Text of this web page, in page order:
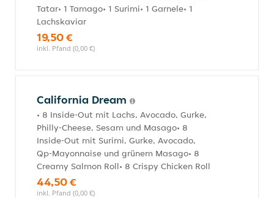
Tatar• 1 Tamago• 1 Surimi• 1 Garnele• 1
Lachskaviar
19,50 €
inkl. Pfand (0,00 €)
California Dream
• 8 Inside-Out mit Lachs, Avocado, Gurke,
Philly-Cheese, Sesam und Masago• 8
Inside-Out mit Surimi, Gurke, Avocado,
Qp-Mayonnaise und grünem Masago• 8
Creamy Salmon Roll• 8 Crispy Chicken Roll
44,50 €
inkl. Pfand (0,00 €)